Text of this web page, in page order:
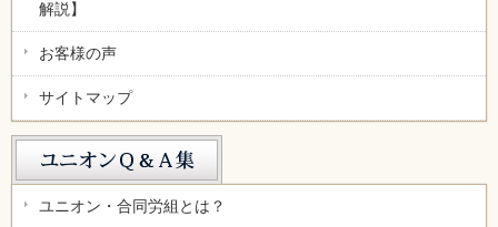
解説】
お客様の声
サイトマップ
ユニオン・合同労組とは？